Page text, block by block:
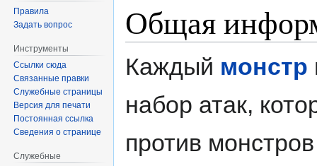
Общая
Каждый монстр
набор атак,
против
Правила
Задать вопрос
Инструменты
Ссылки сюда
Связанные правки
Служебные страницы
Версия для печати
Постоянная ссылка
Сведения о странице
Служебные